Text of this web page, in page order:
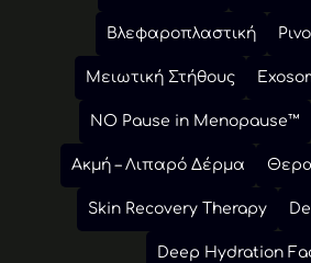
Βλεφαροπλαστική
Μειωτική Στήθους
NO Pause in Menopause™
Ακμή – Λιπαρό Δέρμα
Skin Recovery Therapy
Deep Hydration